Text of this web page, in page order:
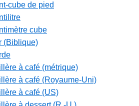
cube de pied
cube
(Biblique)
à café (métrique)
à café (Royaume-Uni)
à café (US)